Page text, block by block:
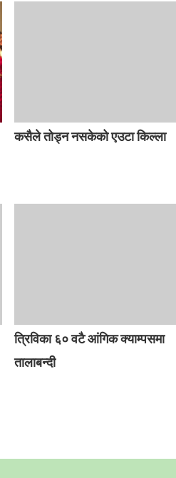
कसैले तोड्न नसकेको एउटा किल्ला
त्रिविका ६० वटै आंगिक क्याम्पसमा
तालाबन्दी